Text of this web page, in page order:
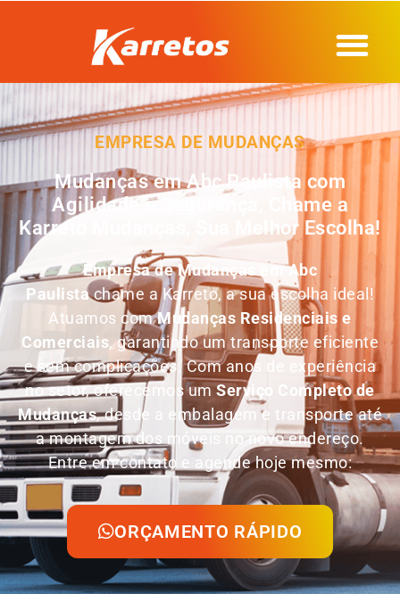
EMPRESA DE MUDANÇAS
Mudanças em Abc Paulista com
Agilidade e Segurança, Chame a
Karreto Mudanças, Sua Melhor Escolha!
Empresa de Mudanças emAbc
Paulistachame a Karreto, a sua escolha ideal!
Atuamos comMudanças Residenciais e
Comerciais, garantindo um transporte eficiente
e sem complicações. Com anos de experiência
no setor, oferecemos umServiço Completo de
Mudanças, desde a embalagem e transporte até
a montagem dos móveis no novo endereço.
Entre em contato e agende hoje mesmo:
ORÇAMENTO RÁPIDO